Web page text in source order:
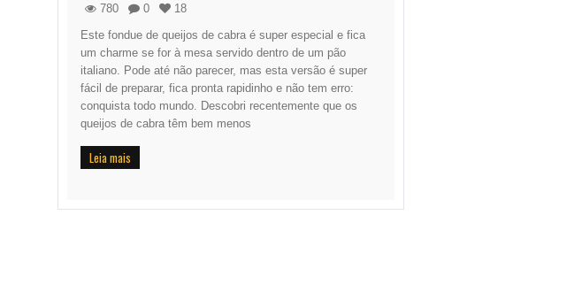
780 0
18
Este fondue de queijos de cabra é super especial e fica
um charme se for à mesa servido dentro de um pão
italiano. Pode até não parecer, mas esta versão é super
fácil de preparar, fica pronta rapidinho e não tem erro:
conquista todo mundo. Descobri recentemente que os
queijos de cabra têm bem menos
Leia mais